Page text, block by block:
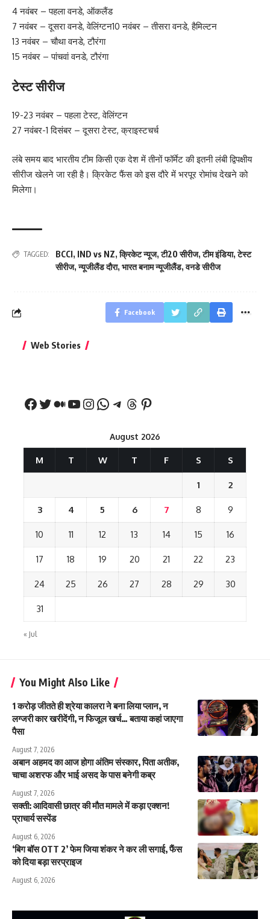
4 नवंबर – पहला वनडे, ऑकलैंड
7 नवंबर – दूसरा वनडे, वेलिंग्टन10 नवंबर – तीसरा वनडे, हैमिल्टन
13 नवंबर – चौथा वनडे, टौरंगा
15 नवंबर – पांचवां वनडे, टौरंगा
टेस्ट सीरीज
19-23 नवंबर – पहला टेस्ट, वेलिंग्टन
27 नवंबर-1 दिसंबर – दूसरा टेस्ट, क्राइस्टचर्च
लंबे समय बाद भारतीय टीम किसी एक देश में तीनों फॉर्मेट की इतनी लंबी द्विपक्षीय
सीरीज खेलने जा रही है। क्रिकेट फैंस को इस दौरे में भरपूर रोमांच देखने को
मिलेगा।
TAGGED: BCCI, IND vs NZ,क्रिकेट न्यूज,टी20 सीरीज,टीम इंडिया,टेस्ट
सीरीज,न्यूजीलैंड दौरा, भारत बनाम न्यूजीलैंड,वनडे सीरीज
Facebook
Web Stories
नीतीश कुमार का पहला
August 2026
M T W T F S S
1 2
3 4 5 6 7 8 9
10 11 12 13 14 15 16
17 18 19 20 21 22 23
24 25 26 27 28 29 30
31
« Jul
You Might Also Like
1 करोड़ जीतते ही श्रेया कालरा ने बना लिया प्लान, न
लग्जरी कार खरीदेंगी, न फिजूल खर्च… बताया कहां जाएगा
पैसा
August 7, 2026
अबान अहमद का आज होगा अंतिम संस्कार, पिता अतीक,
चाचा अशरफ और भाई असद के पास बनेगी कब्र
August 7, 2026
सक्ती: आदिवासी छात्र की मौत मामले में कड़ा एक्शन!
प्राचार्य सस्पेंड
August 6, 2026
‘बिग बॉस OTT 2’ फेम जिया शंकर ने कर ली सगाई, फैंस
को दिया बड़ा सरप्राइज
August 6, 2026